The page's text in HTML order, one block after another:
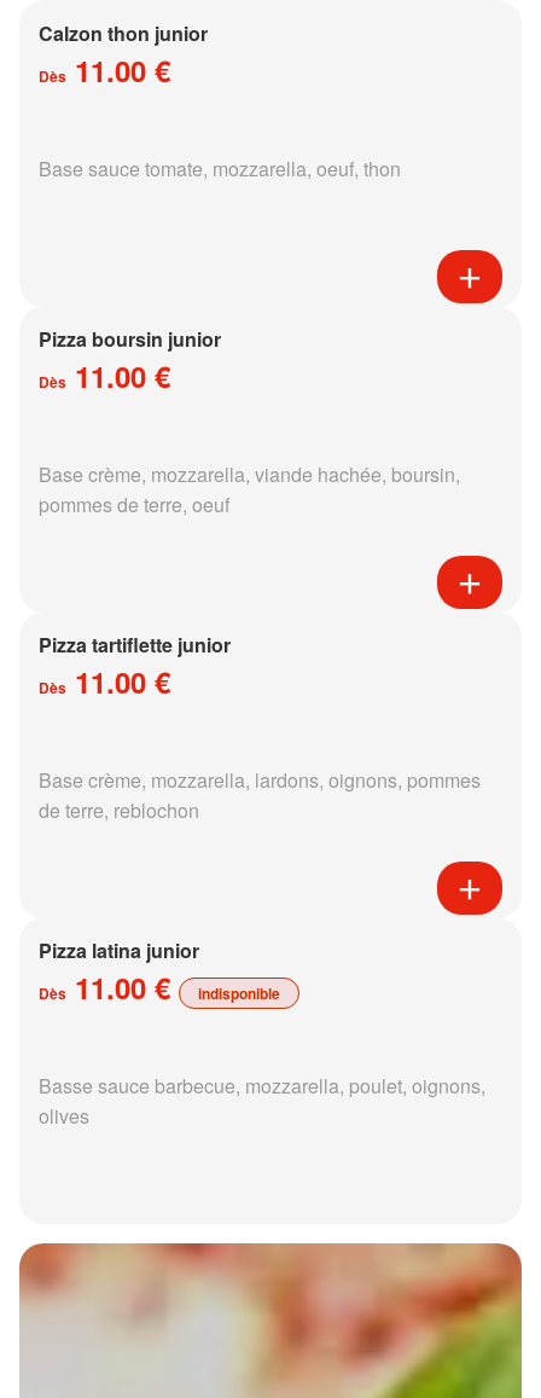
Calzon thon junior
Dès 11.00 €
Base sauce tomate, mozzarella, oeuf, thon
Pizza boursin junior
Dès 11.00 €
Base crème, mozzarella, viande hachée, boursin,
pommes de terre, oeuf
Pizza tartiflette junior
Dès 11.00 €
Base crème, mozzarella, lardons, oignons, pommes
de terre, reblochon
Pizza latina junior
Dès 11.00 € indisponible
Basse sauce barbecue, mozzarella, poulet, oignons,
olives